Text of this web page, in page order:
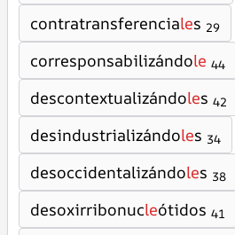
contratransferenciales 29
corresponsabilizándole 44
descontextualizándoles 42
desindustrializándoles 34
desoccidentalizándoles 38
desoxirribonucleótidos 41